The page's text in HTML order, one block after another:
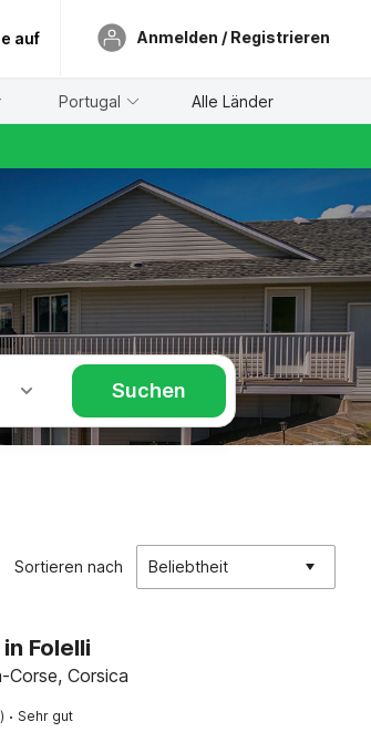
auf Anmelden / Registrieren
Portugal Alle Länder
Suchen
Sortieren nach Beliebtheit
Folelli
Corse, Corsica
· Sehr gut